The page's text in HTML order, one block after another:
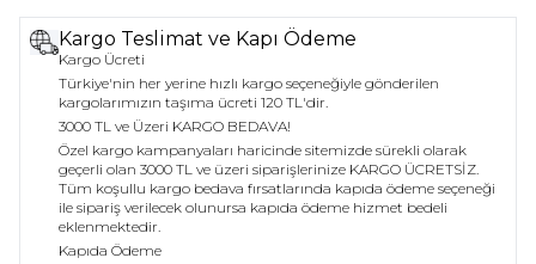
Kargo Teslimat ve Kapı Ödeme
Kargo Ücreti
Türkiye'nin her yerine hızlı kargo seçeneğiyle gönderilen
kargolarımızın taşıma ücreti 120 TL'dir.
3000 TL ve Üzeri KARGO BEDAVA!
Özel kargo kampanyaları haricinde sitemizde sürekli olarak
geçerli olan 3000 TL ve üzeri siparişlerinize KARGO ÜCRETSİZ.
Tüm koşullu kargo bedava fırsatlarında kapıda ödeme seçeneği
ile sipariş verilecek olunursa kapıda ödeme hizmet bedeli
eklenmektedir.
Kapıda Ödeme